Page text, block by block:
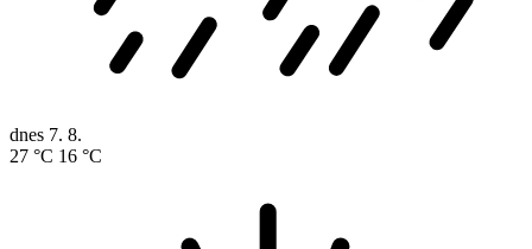
dnes 7. 8.
27 °C 16 °C